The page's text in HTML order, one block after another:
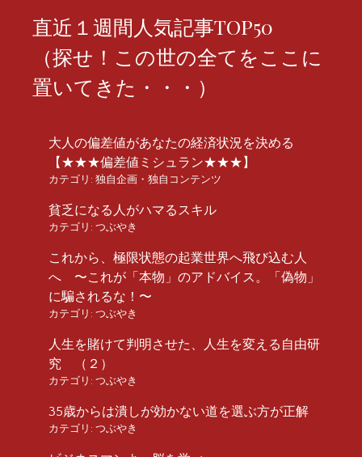
直近１週間人気記事TOP50
（探せ！この世の全てをここに
置いてきた・・・）
大人の偏差値があなたの経済状況を決める
【★★★偏差値ミシュラン★★★】
カテゴリ: 独自企画・独自コンテンツ
貧乏になる人がハマるスキル
カテゴリ: つぶやき
これから、極限状態の起業世界へ飛び込む人
へ 〜これが「本物」のアドバイス。「偽物」
に騙されるな！〜
カテゴリ: つぶやき
人生を賭けて判明させた、人生を変える自由研
究 （２）
カテゴリ: つぶやき
35歳からは潰しが効かない道を選ぶ方が正解
カテゴリ: つぶやき